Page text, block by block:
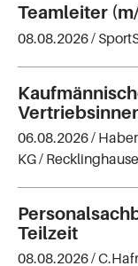
Teamleiter
08.08.2026 /
06.08.2026 /
KG/
Teilzeit
08.08.2026 /